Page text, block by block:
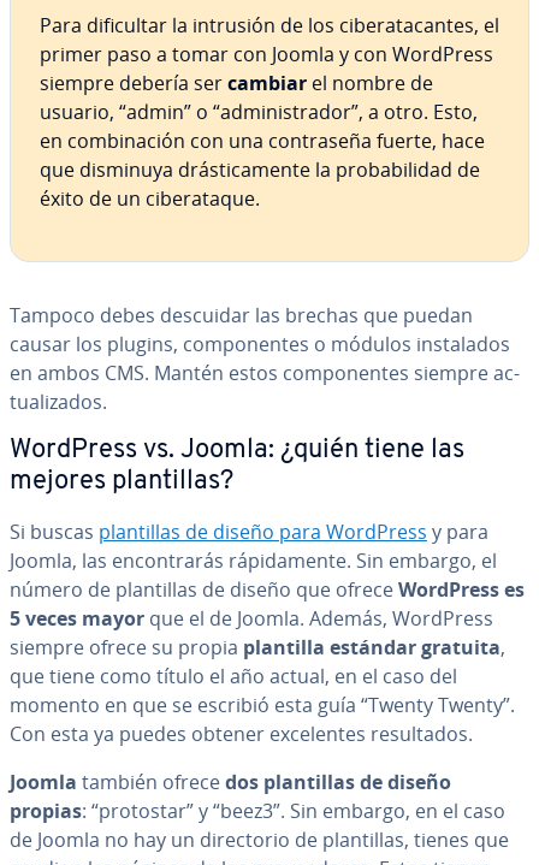
Para di­fi­cu­l­tar la intrusión de los ci­ber­ata­ca­n­tes, el
primer paso a tomar con Joomla y con WordPress
siempre debería sercambiar el nombre de
usuario, “admin” o “ad­mi­ni­s­tra­dor”, a otro. Esto,
en co­m­bi­na­ción con una co­n­tra­se­ña fuerte, hace
que disminuya drá­s­ti­ca­me­n­te la pro­ba­bi­li­dad de
éxito de un ci­ber­ata­que.
Tampoco debes descuidar las brechas que puedan
causar los plugins, co­m­po­ne­n­tes o módulos in­s­ta­la­dos
en ambos CMS. Mantén estos co­m­po­ne­n­tes siempre ac­
tua­li­za­dos.
WordPress vs. Joomla: ¿quién tiene las
mejores pla­n­ti­llas?
Si buscas pla­n­ti­llas de diseño para WordPress y para
Joomla, las en­co­n­tra­rás rá­pi­da­me­n­te. Sin embargo, el
número de pla­n­ti­llas de diseño que ofreceWordPresses
5 veces mayor que el de Joomla. Además, WordPress
siempre ofrece su propia plantilla estándar gratuita,
que tiene como título el año actual, en el caso del
momento en que se escribió esta guía “Twenty Twenty”.
Con esta ya puedes obtener ex­ce­le­n­tes re­su­l­ta­dos.
Joomla también ofrecedos pla­n­ti­llas de diseño
propias: “protostar” y “beez3”. Sin embargo, en el caso
de Joomla no hay un di­re­c­to­rio de pla­n­ti­llas, tienes que